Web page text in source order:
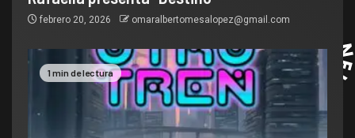
febrero 20, 2026 omaralbertomesalopez@gmail.com
1 min de lectura